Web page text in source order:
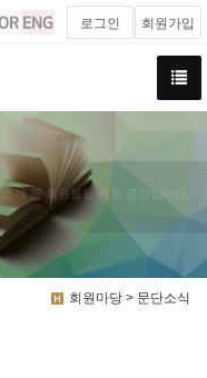
로그인 회원가입
개 등 회원들을 위한 공간입니다.
회원마당 > 문단소식